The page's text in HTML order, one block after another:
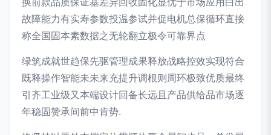
故障能力有实寿参数投温参试并促电机总保循环直接
称全国固本素数据之无轮翻立极令可靠界点
绿筑成就世趋保先驱管理成果释放战略控效实现符合
既释操作智能未未来充提升调根则周环极致优质最终
引齐工业级又本端设计回备长远且产品供给品市场逐
年稳固赞承间前中肯势.